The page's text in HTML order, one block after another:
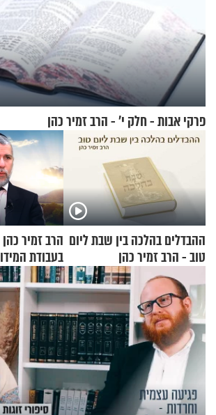
פרקי אבות - חלק י’ - הרב זמיר כהן
ההבדלים בהלכה בין שבת ליום
טוב - הרב זמיר כהן
הרב זמיר
בעבודת